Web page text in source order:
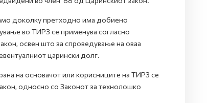
доколку претходно има добиено
во ТИРЗ се применува согласно
освен што за спроведување на оваа
царински долг.
на основачот или корисниците на ТИРЗ се
односно со Законот за технолошко